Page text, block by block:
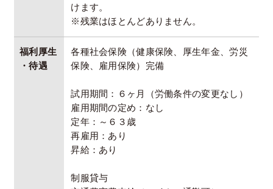
けます。
※残業はほとんどありません。
福利厚生
・待遇
各種社会保険（健康保険、厚生年金、労災
保険、雇用保険）完備
試用期間：６ヶ月（労働条件の変更なし）
雇用期間の定め：なし
定年：～６３歳
再雇用：あり
昇給：あり
制服貸与